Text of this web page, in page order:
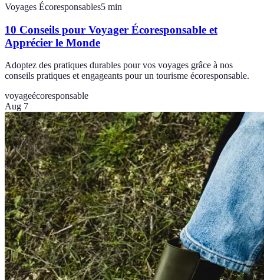
Voyages Écoresponsables5 min
10 Conseils pour Voyager Écoresponsable et
Apprécier le Monde
Adoptez des pratiques durables pour vos voyages grâce à nos
conseils pratiques et engageants pour un tourisme écoresponsable.
voyageécoresponsable
Aug 7